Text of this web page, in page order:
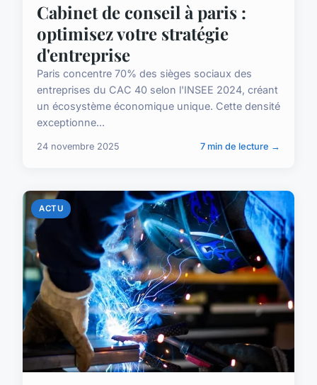
Cabinet de conseil à paris :
optimisez votre stratégie
d'entreprise
Paris concentre 70% des sièges sociaux des
entreprises du CAC 40 selon l'INSEE 2024, créant
un écosystème économique unique. Cette densité
exceptionne...
24 novembre 2025 7 min de lecture →
ACTU